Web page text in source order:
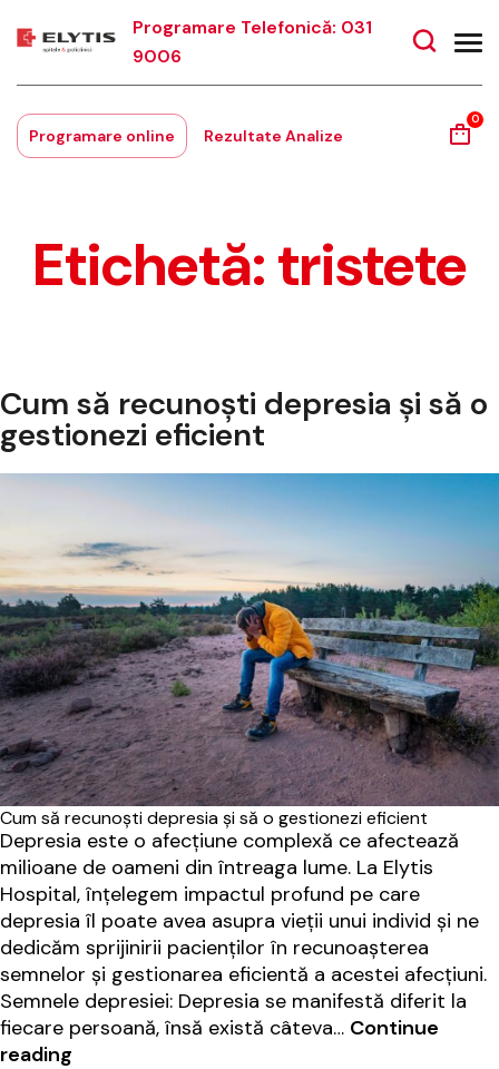
Programare Telefonică: 031
9006
Programare online Rezultate Analize
0
Etichetă:tristete
Cum să recunoști depresia și să o
gestionezi eficient
Cum să recunoști depresia și să o gestionezi eficient
Depresia este o afecțiune complexă ce afectează
milioane de oameni din întreaga lume. La Elytis
Hospital, înțelegem impactul profund pe care
depresia îl poate avea asupra vieții unui individ și ne
dedicăm sprijinirii pacienților în recunoașterea
semnelor și gestionarea eficientă a acestei afecțiuni.
Semnele depresiei: Depresia se manifestă diferit la
fiecare persoană, însă există câteva… Continue
reading